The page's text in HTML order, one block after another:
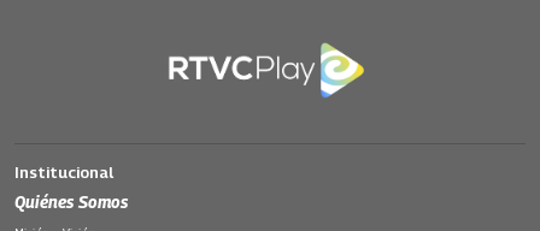
Institucional
Quiénes Somos